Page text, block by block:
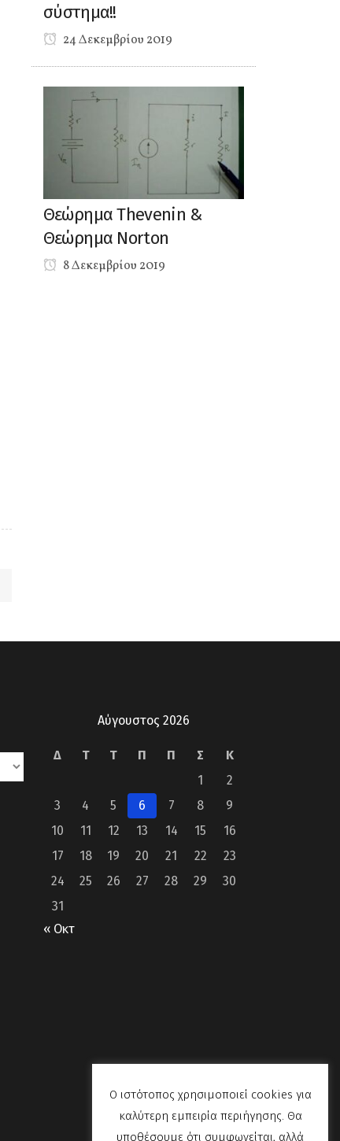
σύστημα!!
24 Δεκεμβρίου 2019
Θεώρημα Thevenin &
Θεώρημα Norton
8 Δεκεμβρίου 2019
Αύγουστος 2026
Δ Τ Τ Π Π Σ
Κ
1
2
3
4 5 6 7 8
9
10
11 12 13 14 15
16
17
18 19 20 21 22
23
24
25 26 27 28 29
30
31
« Οκτ
Ο ιστότοπος χρησιμοποιεί cookies για
καλύτερη εμπειρία περιήγησης. Θα
υποθέσουμε ότι συμφωνείται, αλλά